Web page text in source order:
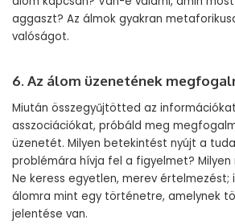
aggaszt? Az álmok gyakran
valóságot.
6. Az álom üzenetének
Miután összegyűjtötted az
asszociációkat, próbáld meg
üzenetét. Milyen betekintést nyújt a
problémára hívja fel a figyelmet?
Ne keress egyetlen, merev értelmezést;
álomra mint egy történetre, amelynek
jelentése van.